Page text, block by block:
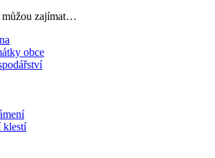
můžou zajímat…
obce
klestí